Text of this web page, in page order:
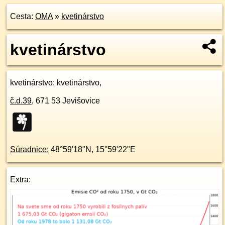
Cesta: OMA» kvetinárstvo
kvetinárstvo
kvetinárstvo: kvetinárstvo,
č.d.39, 671 53 Jevišovice
Súradnice: 48°59'18"N , 15°59'22"E
Extra: